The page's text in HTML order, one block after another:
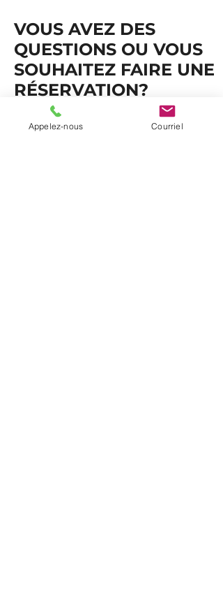
VOUS AVEZ DES
QUESTIONS OU VOUS
SOUHAITEZ FAIRE UNE
RÉSERVATION?
ÉCRIVEZ-NOUS!
Appelez-nous Courriel